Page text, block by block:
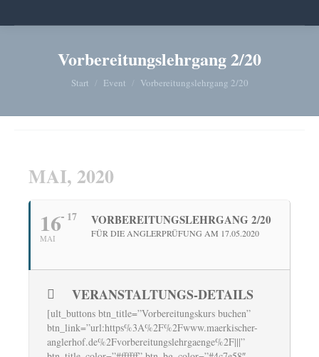
Vorbereitungslehrgang 2/20
Sie befinden sich hier:
Start Event Vorbereitungslehrgang 2/20
MAI, 2020
16
MAI
17 VORBEREITUNGSLEHRGANG 2/20
FÜR DIE ANGLERPRÜFUNG AM 17.05.2020
VERANSTALTUNGS-DETAILS
[ult_buttons btn_title=”Vorbereitungskurs buchen”
btn_link=”url:https%3A%2F%2Fwww.maerkischer-
anglerhof.de%2Fvorbereitungslehrgaenge%2F|||”